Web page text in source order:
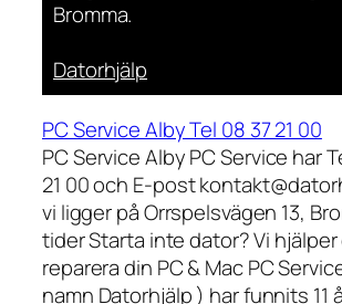
Bromma.
Datorhjälp
PC Service Alby Tel 08 37 21 00
PC Service Alby PC Service har
21 00 och E-post
vi ligger på Orrspelsvägen 13,
tider Starta inte dator? Vi hjälper
reparera din PC & Mac PC
namn Datorhjälp ) har funnits 11